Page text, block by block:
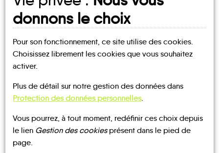
CONTACTEZ-NOUS !
Les infosMOBILITE
BUS BUS
donnons le choix
Pour son fonctionnement, ce site utilise des cookies.
Choisissez librement les cookies que vous souhaitez
activer.
Plus de détail sur notre gestion des données dans
Protection des données personnelles.
Vous pourrez, à tout moment, redéfinir ces choix depuis
le lien Gestion des cookiesprésent dans le pied de
page.